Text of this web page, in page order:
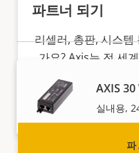
AXIS
실내용,
파트너 되기
리셀러, 총판, 시스
가요? Axis는 전 세